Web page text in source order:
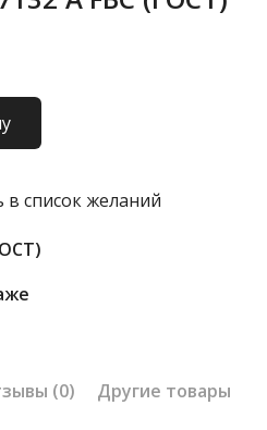
список желаний
(0) Другие товары